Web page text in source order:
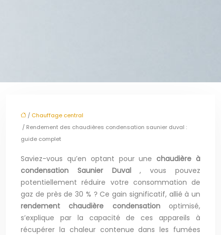
/ Chauffage central
/ Rendement des chaudières condensation saunier duval :
guide complet
Saviez-vous qu’en optant pour unechaudière à
condensation Saunier Duval, vous pouvez
potentiellement réduire votre consommation de
gaz de près de 30 % ? Ce gain significatif, allié à un
rendement chaudière condensation optimisé,
s’explique par la capacité de ces appareils à
récupérer la chaleur contenue dans les fumées